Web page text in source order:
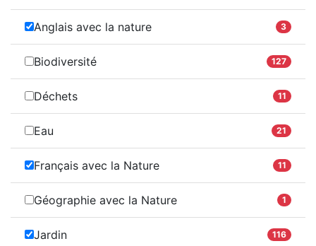
Anglais avec la nature 3
Biodiversité 127
Déchets 11
Eau 21
Français avec la Nature 11
Géographie avec la Nature 1
Jardin 116